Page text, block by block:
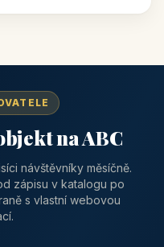
na ABC
návštěvníky měsíčně.
zápisu v katalogu po
s vlastní webovou